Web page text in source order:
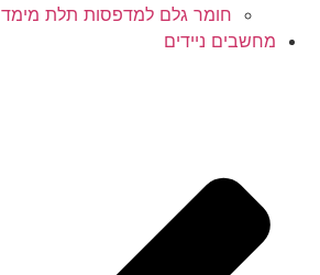
חומר גלם למדפסות תלת מימד
מחשבים ניידים